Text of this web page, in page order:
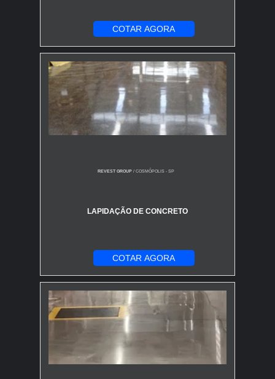
COTAR AGORA
REVEST GROUP/ COSMÓPOLIS - SP
LAPIDAÇÃO DE CONCRETO
COTAR AGORA